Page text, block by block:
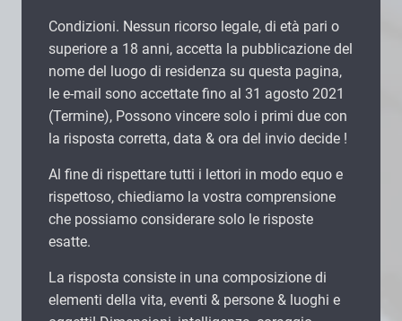
Condizioni. Nessun ricorso legale, di età pari o
superiore a 18 anni, accetta la pubblicazione del
nome del luogo di residenza su questa pagina,
le e-mail sono accettate fino al 31 agosto 2021
(Termine), Possono vincere solo i primi due con
la risposta corretta, data & ora del invio decide !
Al fine di rispettare tutti i lettori in modo equo e
rispettoso, chiediamo la vostra comprensione
che possiamo considerare solo le risposte
esatte.
La risposta consiste in una composizione di
elementi della vita, eventi & persone & luoghi e